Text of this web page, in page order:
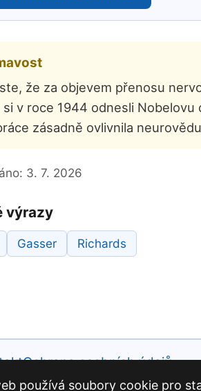
že za objevem přenosu
si v roce 1944 odnesli
zásadně ovlivnila
3. 7. 2026
výrazy
Gasser Richards
Ochrana osobních údajů
· osobní projekt · Radek
používá soubory cookie pro